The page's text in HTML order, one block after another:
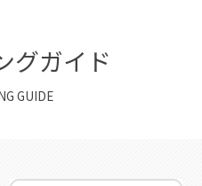
グガイド
GUIDE